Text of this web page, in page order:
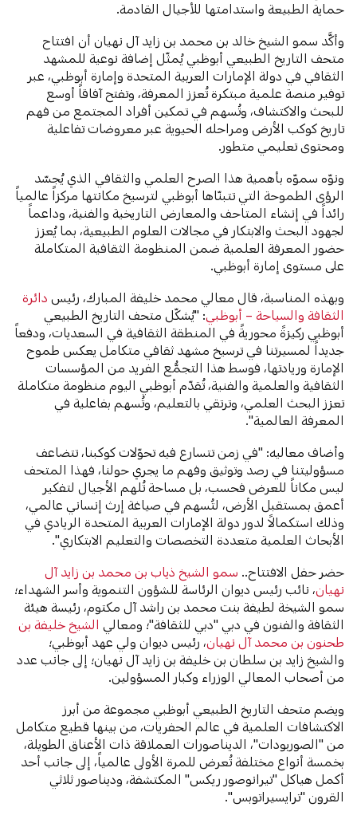
حماية الطبيعة واستدامتها للأجيال القادمة.
وأكَّد سمو الشيخ خالد بن محمد بن زايد آل نهيان أن افتتاح
متحف التاريخ الطبيعي أبوظبي يُمثّل إضافة نوعية للمشهد
الثقافي في دولة الإمارات العربية المتحدة وإمارة أبوظبي، عبر
توفير منصة علمية مبتكرة تُعزز المعرفة، وتفتح آفاقاً أوسع
للبحث والاكتشاف، وتُسهم في تمكين أفراد المجتمع من فهم
تاريخ كوكب الأرض ومراحله الحيوية عبر معروضات تفاعلية
ومحتوى تعليمي متطور.
ونوّه سموّه بأهمية هذا الصرح العلمي والثقافي الذي يُجسّد
الرؤى الطموحة التي تتبنّاها أبوظبي لترسيخ مكانتها مركزاً عالمياً
رائداً في إنشاء المتاحف والمعارض التاريخية والفنية، وداعماً
لجهود البحث والابتكار في مجالات العلوم الطبيعية، بما يُعزز
حضور المعرفة العلمية ضمن المنظومة الثقافية المتكاملة
على مستوى إمارة أبوظبي.
وبهذه المناسبة، قال معالي محمد خليفة المبارك، رئيس دائرة
الثقافة والسياحة – أبوظبي: "يُشكّل متحف التاريخ الطبيعي
أبوظبي ركيزةً محوريةً في المنطقة الثقافية في السعديات، ودفعاً
جديداً لمسيرتنا في ترسيخ مشهد ثقافي متكامل يعكس طموح
الإمارة وريادتها، فوسط هذا التجمُّع الفريد من المؤسسات
الثقافية والعلمية والفنية، تُقدّم أبوظبي اليوم منظومة متكاملة
تعزز البحث العلمي، وترتقي بالتعليم، وتُسهم بفاعلية في
المعرفة العالمية".
وأضاف معاليه: "في زمن تتسارع فيه تحوّلات كوكبنا، تتضاعف
مسؤوليتنا في رصد وتوثيق وفهم ما يجري حولنا، فهذا المتحف
ليس مكاناً للعرض فحسب، بل مساحة تُلهم الأجيال لتفكير
أعمق بمستقبل الأرض، لتُسهم في صياغة إرث إنساني عالمي،
وذلك استكمالاً لدور دولة الإمارات العربية المتحدة الريادي في
الأبحاث العلمية متعددة التخصصات والتعليم الابتكاري".
حضر حفل الافتتاح.. سمو الشيخ ذياب بن محمد بن زايد آل
نهيان، نائب رئيس ديوان الرئاسة للشؤون التنموية وأسر الشهداء؛
سمو الشيخة لطيفة بنت محمد بن راشد آل مكتوم، رئيسة هيئة
الثقافة والفنون في دبي "دبي للثقافة"؛ ومعالي الشيخ خليفة بن
طحنون بن محمد آل نهيان، رئيس ديوان ولي عهد أبوظبي؛
والشيخ زايد بن سلطان بن خليفة بن زايد آل نهيان؛ إلى جانب عدد
من أصحاب المعالي الوزراء وكبار المسؤولين.
ويضم متحف التاريخ الطبيعي أبوظبي مجموعة من أبرز
الاكتشافات العلمية في عالم الحفريات، من بينها قطيع متكامل
من "الصوربودات"، الديناصورات العملاقة ذات الأعناق الطويلة،
بخمسة أنواع مختلفة تُعرض للمرة الأولى عالمياً، إلى جانب أحد
أكمل هياكل "تيرانوصور ريكس" المكتشفة، وديناصور ثلاثي
القرون "ترايسيراتوبس".